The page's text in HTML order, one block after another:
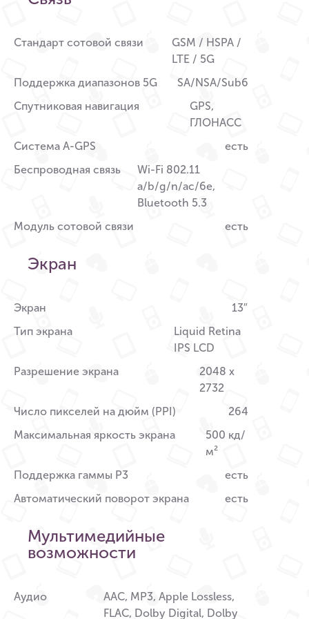
Стандарт сотовой связи
GSM / HSPA /
LTE / 5G
Поддержка диапазонов 5G
SA/NSA/Sub6
Спутниковая навигация
GPS,
ГЛОНАСС
Система A-GPS
есть
Беспроводная связь
Wi-Fi 802.11
a/b/g/n/ac/6e,
Bluetooth 5.3
Модуль сотовой связи
есть
Экран
Экран
13″
Тип экрана
Liquid Retina
IPS LCD
Разрешение экрана
2048 x
2732
Число пикселей на дюйм (PPI)
264
Максимальная яркость экрана
500 кд/
м²
Поддержка гаммы P3
есть
Автоматический поворот экрана
есть
Мультимедийные
возможности
Аудио
AAC, MP3, Apple Lossless,
FLAC, Dolby Digital, Dolby